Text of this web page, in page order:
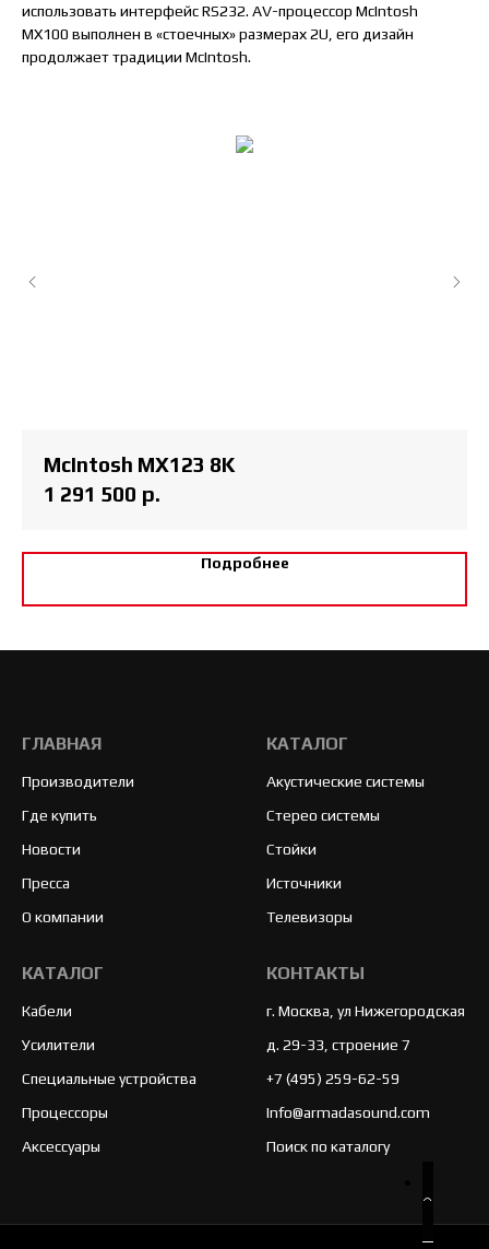
использовать интерфейс RS232. AV-процессор McIntosh
MX100 выполнен в «стоечных» размерах 2U, его дизайн
продолжает традиции McIntosh.
McIntosh MX123 8K
1 291 500 р.
Подробнее
ГЛАВНАЯ
Производители
Где купить
Новости
Пресса
О компании
КАТАЛОГ
Акустические системы
Стерео системы
Стойки
Источники
Телевизоры
КАТАЛОГ
Кабели
Усилители
Специальные устройства
Процессоры
Аксессуары
КОНТАКТЫ
г. Москва, ул Нижегородская
д. 29-33, строение 7
+7 (495) 259-62-59
Info@armadasound.com
Поиск по каталогу